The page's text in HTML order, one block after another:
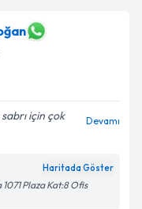
için çok
Devamı
Haritada Göster
1071 Plaza Kat:8 Ofis